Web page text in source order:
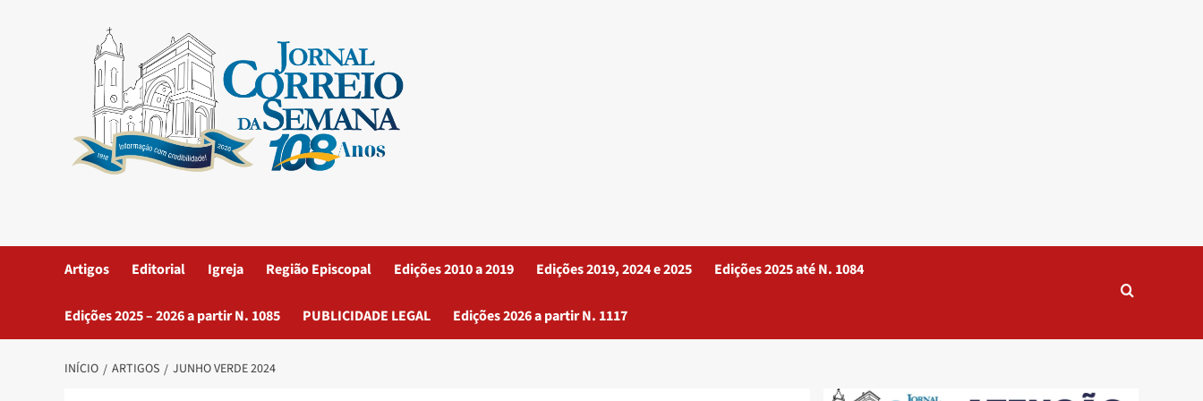
Artigos Editorial Igreja Região Episcopal Edições 2010 a 2019 Edições 2019, 2024 e 2025 Edições 2025 até N. 1084
Edições 2025 – 2026 a partir N. 1085 PUBLICIDADE LEGAL Edições 2026 a partir N. 1117
INÍCIO ARTIGOS JUNHO VERDE 2024